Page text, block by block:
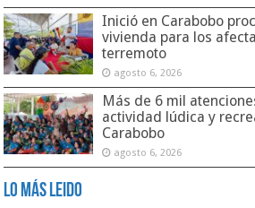
Inició en Carabobo
vivienda para los
terremoto
agosto 6, 2026
Más de 6 mil
actividad lúdica y
Carabobo
agosto 6, 2026
Lo Más Leido